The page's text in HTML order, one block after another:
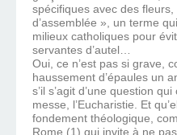
spécifiques avec des
d’assemblée », un terme
milieux catholiques pour
servantes d’autel…
Oui, ce n’est pas si grave,
haussement d’épaules un
s’il s’agit d’une question
messe, l’Eucharistie. Et
fondement théologique,
Rome (1) qui invite à ne